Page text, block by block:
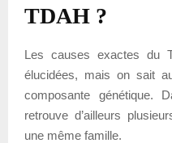
TDAH ?
Les causes exactes du
élucidées, mais on sait
composante génétique.
retrouve d’ailleurs
une même famille.